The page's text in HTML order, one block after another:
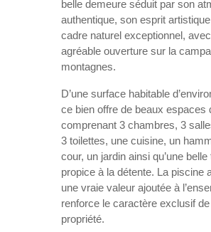
belle demeure séduit par son
authentique, son esprit
cadre naturel exceptionnel,
agréable ouverture sur la
montagnes.
D’une surface habitable
ce bien offre de beaux espaces
comprenant 3 chambres, 3
3 toilettes, une cuisine, un
cour, un jardin ainsi qu’une
propice à la détente. La piscine
une vraie valeur ajoutée à
renforce le caractère exclusif
propriété.